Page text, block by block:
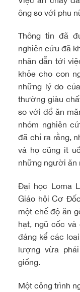
ông so với phụ
Thông tin đã
nghiên cứu đã
nhân dẫn tới
khỏe cho con
những lý do
thường giàu
so với đồ ăn
nhóm nghiên
đã chỉ ra rằng,
và họ cũng ít
những người ăn
Đại học Loma
Giáo hội Cơ
một chế độ ăn
hạt, ngũ cốc
đáng kể các
lượng vừa
giống.
Một công trình